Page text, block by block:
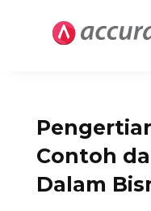
Contoh
Dalam